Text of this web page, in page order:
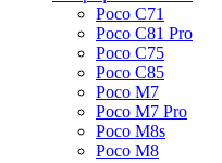
Poco C71
Poco C81 Pro
Poco C75
Poco C85
Poco M7
Poco M7 Pro
Poco M8s
Poco M8